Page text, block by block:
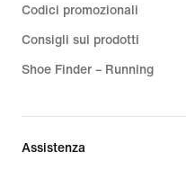
Codici promozionali
Consigli sui prodotti
Shoe Finder – Running
Assistenza